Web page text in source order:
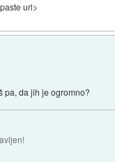
url>
pa, da jih je ogromno?